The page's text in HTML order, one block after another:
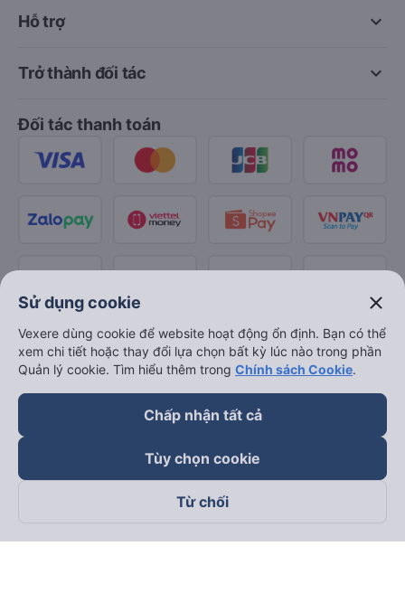
keyboard_arrow_down
Hỗ trợ
keyboard_arrow_down
Trở thành đối tác
Đối tác thanh toán
Theo dõi chúng tôi trên
Sử dụng cookie close
Vexere dùng cookie để website hoạt động ổn định. Bạn có thể
xem chi tiết hoặc thay đổi lựa chọn bất kỳ lúc nào trong phần
Quản lý cookie. Tìm hiểu thêm trong Chính sách Cookie.
Chấp nhận tất cả
Tùy chọn cookie
Từ chối